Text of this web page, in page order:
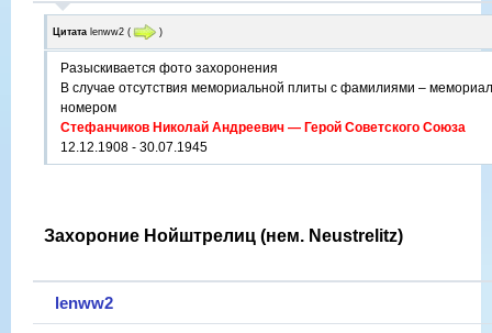
Цитата lenww2 ( )
Разыскивается фото захоронения
В случае отсутствия мемориальной плиты с фамилиями –
номером
Стефанчиков Николай Андреевич — Герой Советского Союза
12.12.1908 - 30.07.1945
Захороние Нойштрелиц (нем. Neustrelitz)
lenww2